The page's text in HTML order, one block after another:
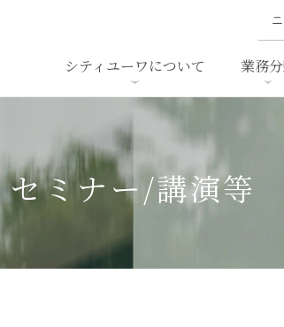
シティユーワについて
沿革
業務
M&A
ら探す セミナー/講演等
法律用語集
スタッフ採用
セミナー/講演等